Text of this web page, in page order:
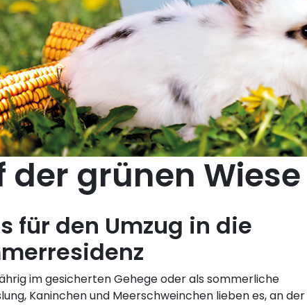
der grünen Wiese
für den Umzug in die
im gesicherten Gehege oder als sommerliche
Kaninchen und Meerschweinchen lieben es, an der